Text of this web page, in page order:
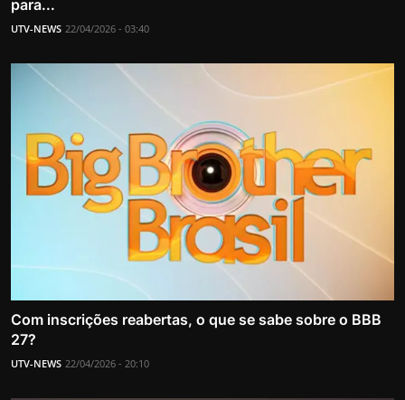
para...
UTV-NEWS 22/04/2026 - 03:40
Com inscrições reabertas, o que se sabe sobre o BBB
27?
UTV-NEWS 22/04/2026 - 20:10